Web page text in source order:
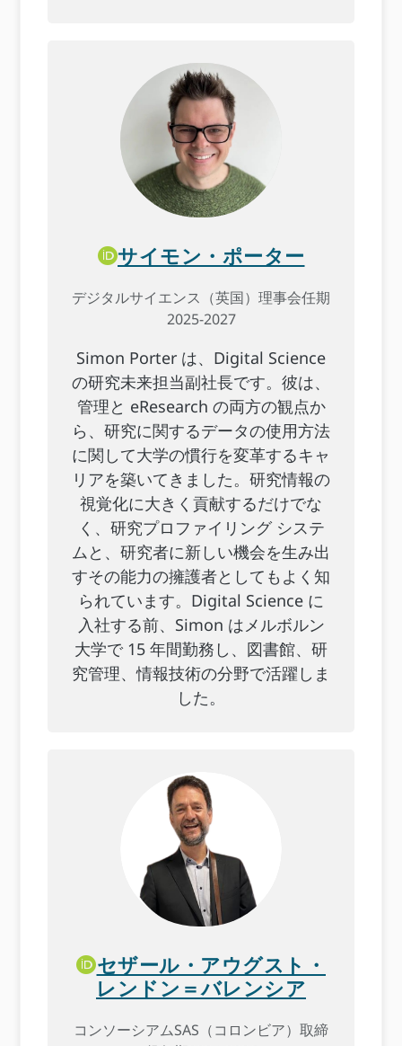
サイモン・ポーター
デジタルサイエンス（英国）理事会任期
2025-2027
Simon Porter は、Digital Science
の研究未来担当副社長です。彼は、
管理と eResearch の両方の観点か
ら、研究に関するデータの使用方法
に関して大学の慣行を変革するキャ
リアを築いてきました。研究情報の
視覚化に大きく貢献するだけでな
く、研究プロファイリング システ
ムと、研究者に新しい機会を生み出
すその能力の擁護者としてもよく知
られています。Digital Science に
入社する前、Simon はメルボルン
大学で 15 年間勤務し、図書館、研
究管理、情報技術の分野で活躍しま
した。
セザール・アウグスト・
レンドン＝バレンシア
コンソーシアムSAS（コロンビア）取締